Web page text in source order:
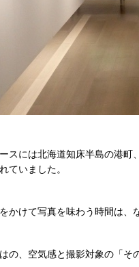
スには北海道知床半島の港
ていました。
かけて写真を味わう時間は、
の、空気感と撮影対象の「そ